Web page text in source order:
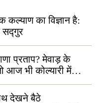
कल्याण का विज्ञान है:
सद्गुर
प्रताप? मेवाड़ के
आज भी कोल्यारी में
देखने बैठे